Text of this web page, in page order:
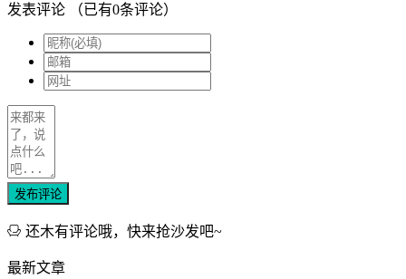
发表评论 （已有0条评论）
发布评论
还木有评论哦，快来抢沙发吧~
最新文章